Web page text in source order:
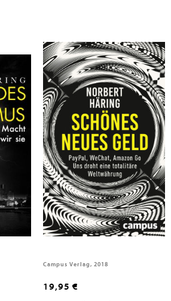
Häring, Norbert
Schönes neues Geld
Campus Verlag, 2018
19,95 €